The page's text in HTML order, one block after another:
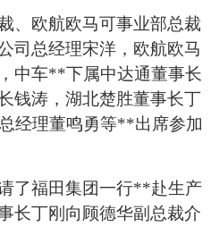
、欧航欧马可事业部总裁
司总经理宋洋，欧航欧马
中车**下属中达通董事长
钱涛，湖北楚胜董事长丁
经理董鸣勇等**出席参加
了福田集团一行**赴生产
长丁刚向顾德华副总裁介